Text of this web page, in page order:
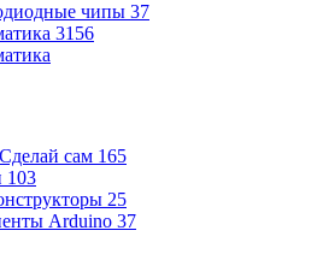
чипы 37
3156
Сделай сам 165
103
25
Arduino 37